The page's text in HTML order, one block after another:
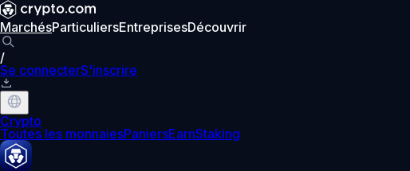
MarchésParticuliersEntreprisesDécouvrir
/
Se connecterS'inscrire
Crypto
Toutes les monnaiesPaniersEarnStaking